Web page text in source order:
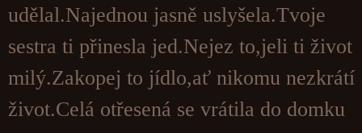
udělal.Najednou jasně uslyšela.Tvoje
sestra ti přinesla jed.Nejez to,jeli ti život
milý.Zakopej to jídlo,ať nikomu nezkrátí
život.Celá otřesená se vrátila do domku